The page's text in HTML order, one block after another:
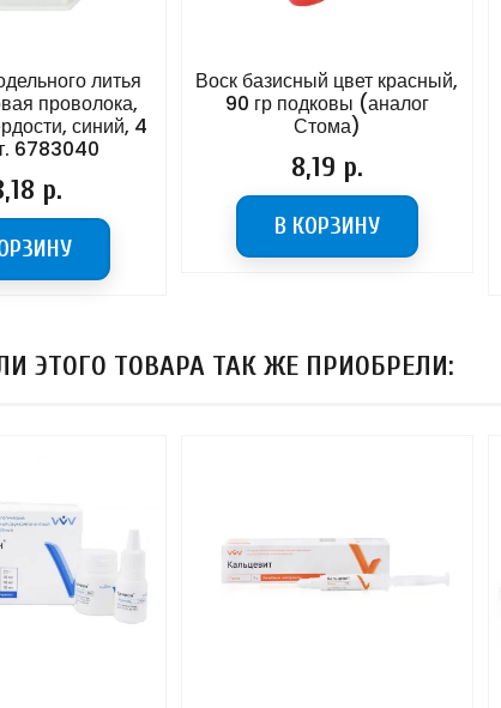
литья
проволока,
синий, 4
6783040
р.
Воск базисный цвет красный,
90 гр подковы (аналог
Стома)
Цена
8,19 р.
В КОРЗИНУ
ЭТОГО ТОВАРА ТАК ЖЕ ПРИОБРЕЛИ: